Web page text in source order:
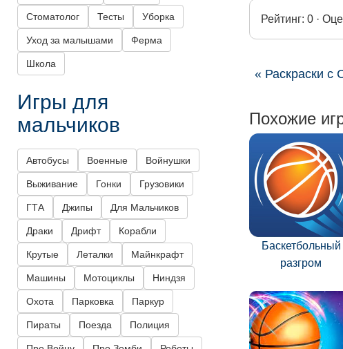
Рейтинг: 0 ·
« Раскраски с
Похожие
Баскетбольный
разгром
Стоматолог Тесты Уборка
Уход за малышами Ферма
Школа
Игры для
мальчиков
Автобусы Военные Войнушки
Выживание Гонки Грузовики
ГТА Джипы Для Мальчиков
Драки Дрифт Корабли
Крутые Леталки Майнкрафт
Машины Мотоциклы Ниндзя
Охота Парковка Паркур
Пираты Поезда Полиция